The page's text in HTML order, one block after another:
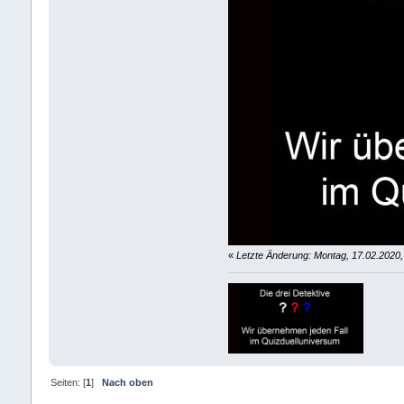
«Letzte Änderung: Montag,
Seiten: [1] Nach oben